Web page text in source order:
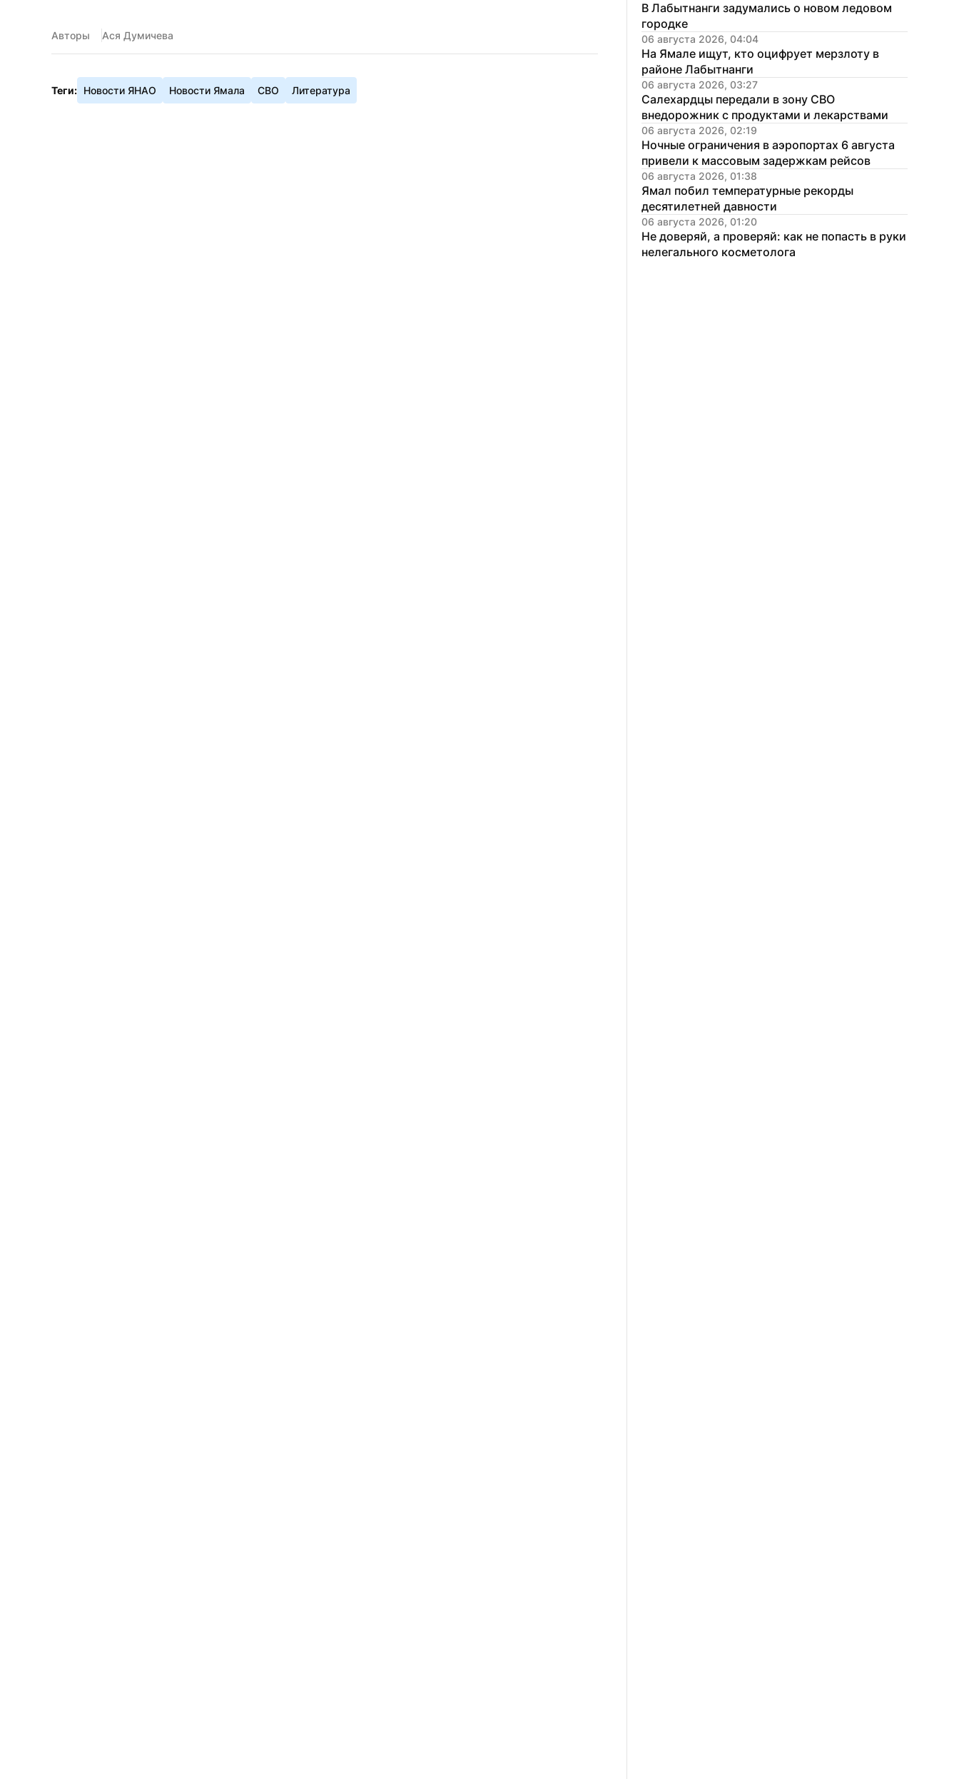
Авторы Ася Думичева
Теги: Новости ЯНАО Новости Ямала СВО Литература
В Лабытнанги задумались о новом ледовом
городке
06 августа 2026, 04:04
На Ямале ищут, кто оцифрует мерзлоту в
районе Лабытнанги
06 августа 2026, 03:27
Салехардцы передали в зону СВО
внедорожник с продуктами и лекарствами
06 августа 2026, 02:19
Ночные ограничения в аэропортах 6 августа
привели к массовым задержкам рейсов
06 августа 2026, 01:38
Ямал побил температурные рекорды
десятилетней давности
06 августа 2026, 01:20
Не доверяй, а проверяй: как не попасть в руки
нелегального косметолога